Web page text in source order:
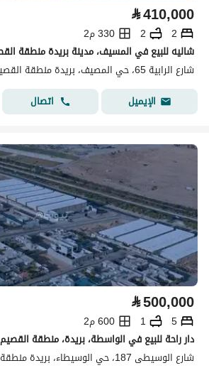
⃁410,000
2
2
330 م2
شاليه للبيع في المسيف، مدينة بريدة منطقة
شارع الرابية 65، حي المصيف، بريدة منطقة القصيم
الإيميل
اتصال
⃁500,000
5
1
600 م2
دار راحة للبيع في الواسطة، بريدة، منطقة القصيم
شارع الوسيطى 187، حي الوسيطاء، بريدة منطقة القصيم